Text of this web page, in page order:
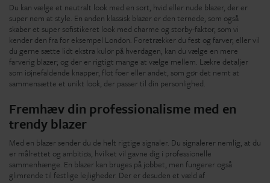
Du kan vælge et neutralt look med en sort, hvid eller nude blazer, der er
super nem at style. En anden klassisk blazer er den ternede, som også
skaber et super sofistikeret look med charme og storby-faktor, som vi
kender den fra for eksempel London. Foretrækker du fest og farver, eller vil
du gerne sætte lidt ekstra kulør på hverdagen, kan du vælge en mere
farverig blazer; og der er rigtigt mange at vælge mellem. Lækre detaljer
som iøjnefaldende knapper, flot foer eller andet, som gør det nemt at
sammensætte et unikt look, der passer til din personlighed.
Fremhæv din professionalisme med en
trendy blazer
Med en blazer sender du de helt rigtige signaler. Du signalerer nemlig, at du
er målrettet og ambitiøs, hvilket vil gavne dig i professionelle
sammenhænge. En blazer kan bruges på jobbet, men fungerer også
glimrende til festlige lejligheder. Der er desuden et væld af